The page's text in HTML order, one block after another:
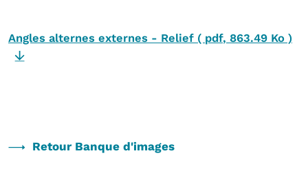
Angles alternes externes - Relief ( pdf, 863.49 Ko )
Retour Banque d'images